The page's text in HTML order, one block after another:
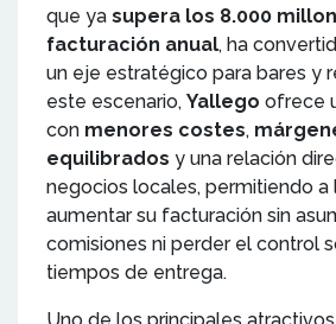
que ya supera los 8.000
facturación anual, ha
un eje estratégico para bares y
este escenario, Yallego ofrece
con menores costes,
equilibrados y una relación
negocios locales, permitiendo a
aumentar su facturación sin
comisiones ni perder el control
tiempos de entrega.
Uno de los principales